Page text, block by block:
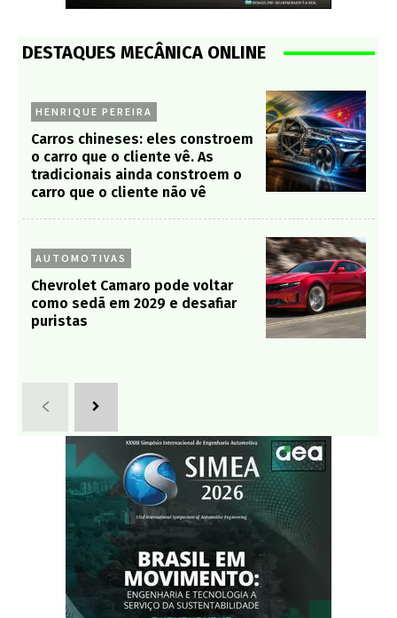
DESTAQUES MECÂNICA ONLINE
HENRIQUE PEREIRA
Carros chineses: eles constroem
o carro que o cliente vê. As
tradicionais ainda constroem o
carro que o cliente não vê
AUTOMOTIVAS
Chevrolet Camaro pode voltar
como sedã em 2029 e desafiar
puristas